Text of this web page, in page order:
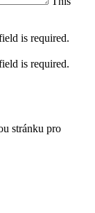
is required.
is required.
stránku pro